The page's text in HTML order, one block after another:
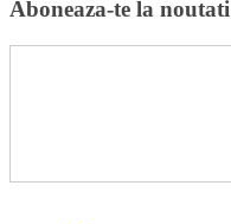
Aboneaza-te la noutati